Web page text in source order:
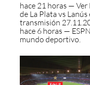
hace 21 horas —
de La Plata vs Lanús
transmisión
hace 6 horas —
mundo deportivo.